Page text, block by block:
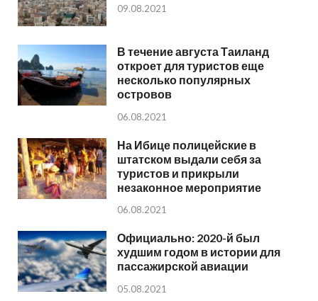
09.08.2021
В течение августа Таиланд
откроет для туристов еще
несколько популярных
островов
06.08.2021
На Ибице полицейские в
штатском выдали себя за
туристов и прикрыли
незаконное мероприятие
06.08.2021
Официально: 2020-й был
худшим годом в истории для
пассажирской авиации
05.08.2021